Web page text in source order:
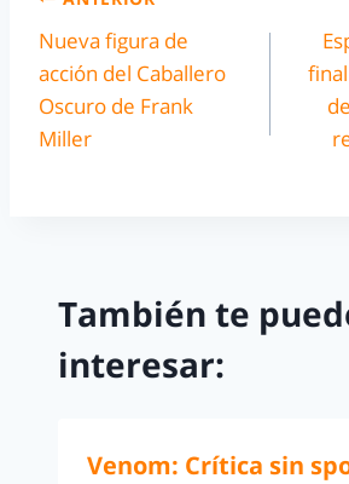
Nueva figura de
acción del Caballero
Oscuro de Frank
Miller
También te
interesar:
Venom: Crítica sin